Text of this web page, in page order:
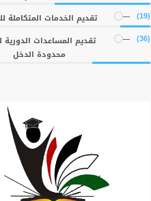
(19) تقديم الخدمات المتكاملة
(36)
تقديم المساعدات الدورية
محدودة الدخل